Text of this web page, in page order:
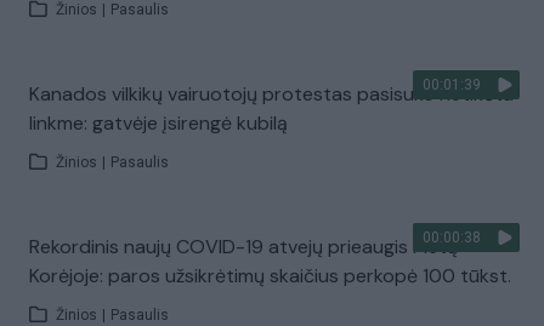
Žinios Pasaulis
00:01:39
Kanados vilkikų vairuotojų protestas pasisuko netikėta
linkme: gatvėje įsirengė kubilą
Žinios Pasaulis
00:00:38
Rekordinis naujų COVID-19 atvejų prieaugis Pietų
Korėjoje: paros užsikrėtimų skaičius perkopė 100 tūkst.
Žinios Pasaulis